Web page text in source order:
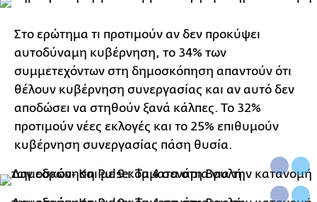
Στο ερώτημα τι προτιμούν αν δεν προκύψει
αυτοδύναμη κυβέρνηση, το 34% των
συμμετεχόντων στη δημοσκόπηση απαντούν ότι
θέλουν κυβέρνηση συνεργασίας και αν αυτό δεν
αποδώσει να στηθούν ξανά κάλπες. Το 32%
προτιμούν νέες εκλογές και το 25% επιθυμούν
κυβέρνηση συνεργασίας πάση θυσία.